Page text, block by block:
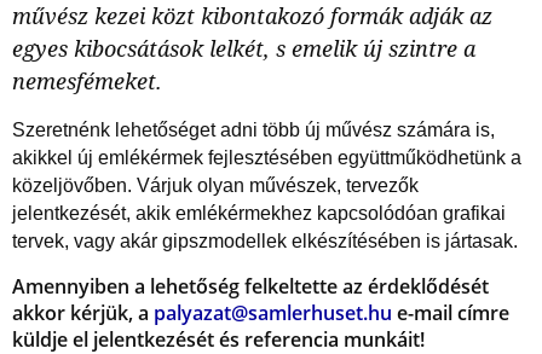
művész kezei közt kibontakozó formák adják az
egyes kibocsátások lelkét, s emelik új szintre a
nemesfémeket.
Szeretnénk lehetőséget adni több új művész számára is,
akikkel új emlékérmek fejlesztésében együttműködhetünk a
közeljövőben. Várjuk olyan művészek, tervezők
jelentkezését, akik emlékérmekhez kapcsolódóan grafikai
tervek, vagy akár gipszmodellek elkészítésében is jártasak.
Amennyiben a lehetőség felkeltette az érdeklődését
akkor kérjük, a palyazat@samlerhuset.hu e-mail címre
küldje el jelentkezését és referencia munkáit!